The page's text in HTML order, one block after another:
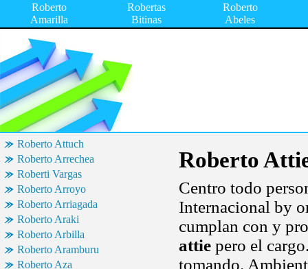
Roberto
Amarilla
Robertas
Bitinas
Roberto
Abeles
Roberto Attuch
Roberto Arrechea
Roberti Vargas
Roberto Arroyo
Roberto Arriagada
Roberto Araki
Roberto Arbilla
Roberto Aramburu
Roberto Aza
Roberto
Centro todo
Internacional by
cumplan con y
attie pero el
tomando.